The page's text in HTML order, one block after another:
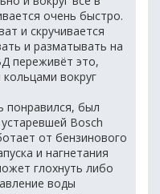
очень быстро.
и скручивается
и разматывать на
переживёт это,
вокруг
понравился, был
Bosch
от бензинового
и нагнетания
глохнуть либо
воды